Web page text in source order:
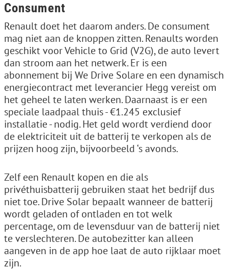
Consument
Renault doet het daarom anders. De consument
mag niet aan de knoppen zitten. Renaults worden
geschikt voor Vehicle to Grid (V2G), de auto levert
dan stroom aan het netwerk. Er is een
abonnement bij We Drive Solare en een dynamisch
energiecontract met leverancier Hegg vereist om
het geheel te laten werken. Daarnaast is er een
speciale laadpaal thuis - €1.245 exclusief
installatie - nodig. Het geld wordt verdiend door
de elektriciteit uit de batterij te verkopen als de
prijzen hoog zijn, bijvoorbeeld ‘s avonds.
Zelf een Renault kopen en die als
privéthuisbatterij gebruiken staat het bedrijf dus
niet toe. Drive Solar bepaalt wanneer de batterij
wordt geladen of ontladen en tot welk
percentage, om de levensduur van de batterij niet
te verslechteren. De autobezitter kan alleen
aangeven in de app hoe laat de auto rijklaar moet
zijn.